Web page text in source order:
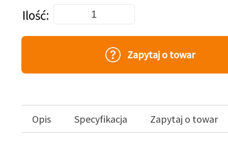
Dodaj do koszyka
Ilość
Zapytaj o towar
Opis Specyfikacja Zapytaj o towar